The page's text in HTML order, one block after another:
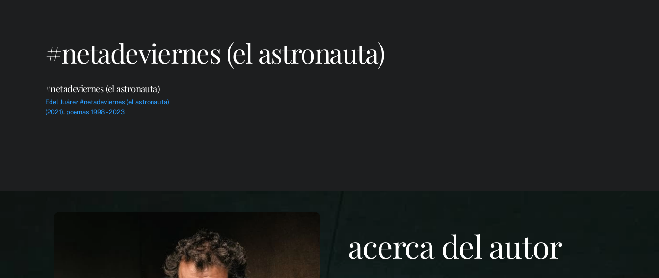
#netadeviernes (el astronauta)
#netadeviernes (el astronauta)
Edel Juárez #netadeviernes (el astronauta)
(2021), poemas 1998 - 2023
acerca del autor